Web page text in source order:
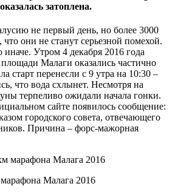
затоплена.
не первый день, но более 3000
что они не станут серьезной помехой.
Утром 4 декабря 2016 года
Малаги оказались частично
старт перенесли с 9 утра на 10:30 –
что вода схлынет. Несмотря на
терпеливо ожидали начала гонки.
сайте появилось сообщение:
городского совета, отвечающего
Причина – форс-мажорная
Малага 2016